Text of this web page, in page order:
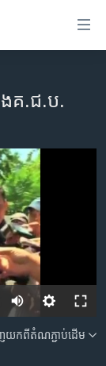
ង​គ.ជ.ប.
យក​ពី​តំណភ្ជាប់​ដើម